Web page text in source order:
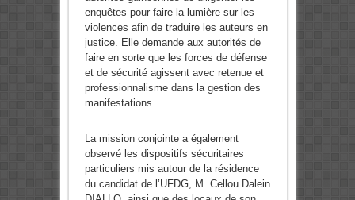
enquêtes pour faire la lumière sur les
violences afin de traduire les auteurs en
justice. Elle demande aux autorités de
faire en sorte que les forces de défense
et de sécurité agissent avec retenue et
professionnalisme dans la gestion des
manifestations.
La mission conjointe a également
observé les dispositifs sécuritaires
particuliers mis autour de la résidence
du candidat de l’UFDG, M. Cellou Dalein